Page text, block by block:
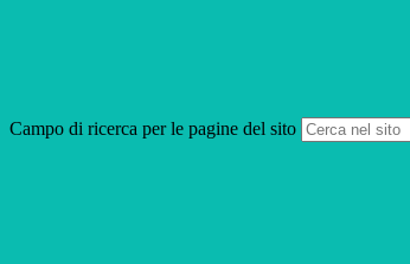
Campo di ricerca per le pagine del sito